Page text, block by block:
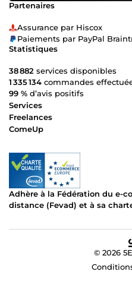
Partenaires
Assurance par Hiscox
Paiements par PayPal
Statistiques
38 882 services disponibles
1 335 134 commandes
99 % d’avis positifs
Services
Freelances
ComeUp
Adhère à la Fédération du e-
distance (Fevad) et à sa
© 2026